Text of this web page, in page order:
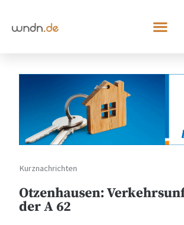
Kurznachrichten
Otzenhausen:
der A 62